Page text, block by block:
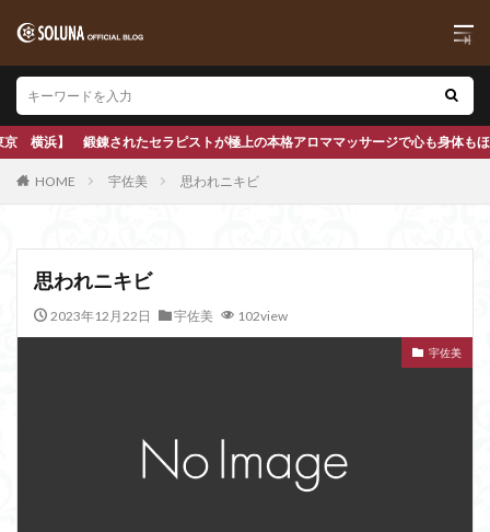
格アロママッサージで心も身体もほぐします
HOME 宇佐美 思われニキビ
思われニキビ
2023年12月22日 宇佐美 102view
宇佐美